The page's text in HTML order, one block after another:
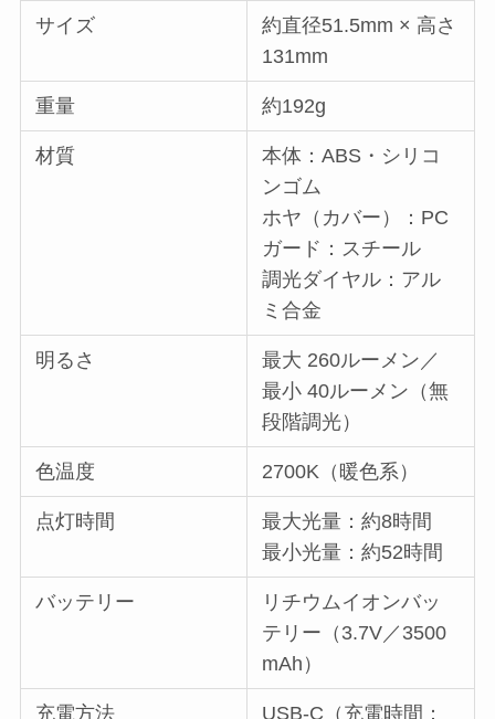
サイズ
約直径51.5mm × 高さ
131mm
重量 約192g
材質
本体：ABS・シリコ
ンゴム
ホヤ（カバー）：PC
ガード：スチール
調光ダイヤル：アル
ミ合金
明るさ
最大 260ルーメン／
最小 40ルーメン（無
段階調光）
色温度 2700K（暖色系）
点灯時間
最大光量：約8時間
最小光量：約52時間
バッテリー
リチウムイオンバッ
テリー（3.7V／3500
mAh）
充電方法
USB-C（充電時間：